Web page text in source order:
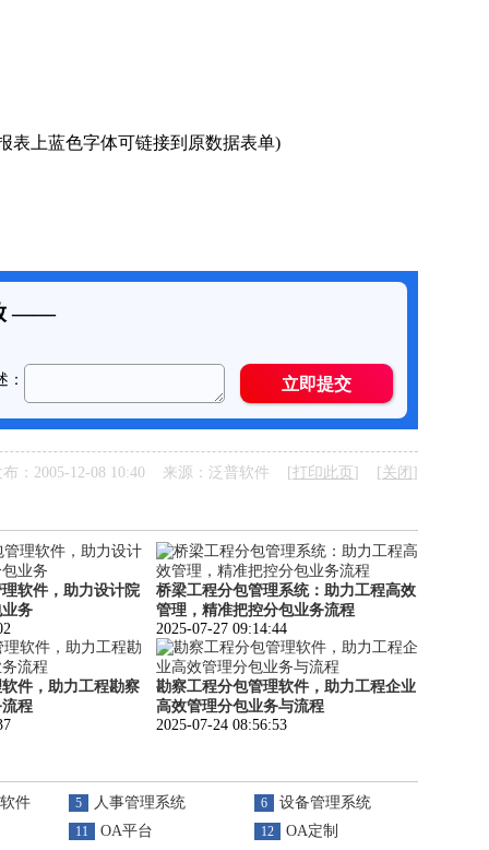
上蓝色字体可链接到原数据表单)
布：2005-12-08 10:40 来源：泛普软件 [打印此页 ] [关闭 ]
软件，助力设计院
务
桥梁工程分包管理系统：助力工程高效
管理，精准把控分包业务流程
2025-07-27 09:14:44
件，助力工程勘察
程
勘察工程分包管理软件，助力工程企业
高效管理分包业务与流程
2025-07-24 08:56:53
件 5 人事管理系统 6 设备管理系统
11 OA平台 12 OA定制